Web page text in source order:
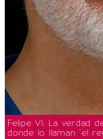
Felipe VI: La verdad
donde lo llaman "el